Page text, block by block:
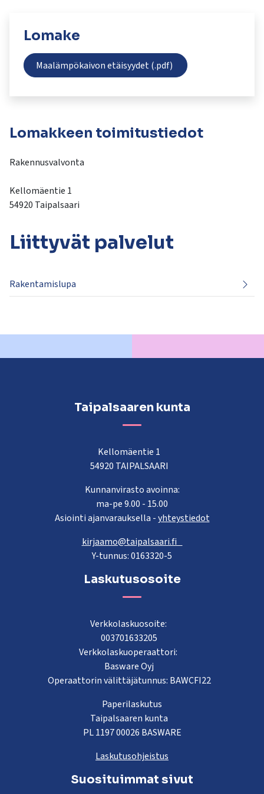
pyyhkäisyliikkeitä.
Lomake
Maalämpökaivon etäisyydet (.pdf)
Lomakkeen toimitustiedot
Rakennusvalvonta
Kellomäentie 1
54920 Taipalsaari
Liittyvät palvelut
Rakentamislupa
Taipalsaaren kunta
Kellomäentie 1
54920 TAIPALSAARI
Kunnanvirasto avoinna:
ma-pe 9.00 - 15.00
Asiointi ajanvarauksella -yhteystiedot
kirjaamo@taipalsaari.fi
Y-tunnus: 0163320-5
Laskutusosoite
Verkkolaskuosoite:
003701633205
Verkkolaskuoperaattori:
Basware Oyj
Operaattorin välittäjätunnus: BAWCFI22
Paperilaskutus
Taipalsaaren kunta
PL 1197 00026 BASWARE
Laskutusohjeistus
Suosituimmat sivut